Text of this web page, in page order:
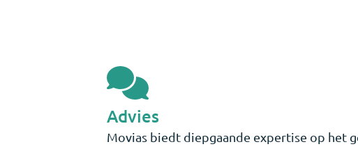
Advies
Movias biedt diepgaande expertise op het